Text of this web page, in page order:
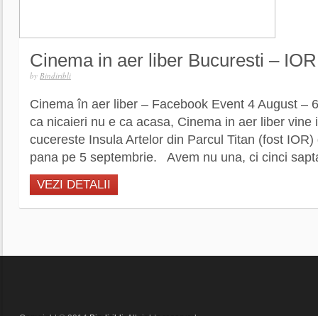
Cinema in aer liber Bucuresti – IOR
by Bindiribli
Cinema în aer liber – Facebook Event 4 August –
ca nicaieri nu e ca acasa, Cinema in aer liber vine
cucereste Insula Artelor din Parcul Titan (fost
pana pe 5 septembrie. Avem nu una, ci cinci
VEZI DETALII